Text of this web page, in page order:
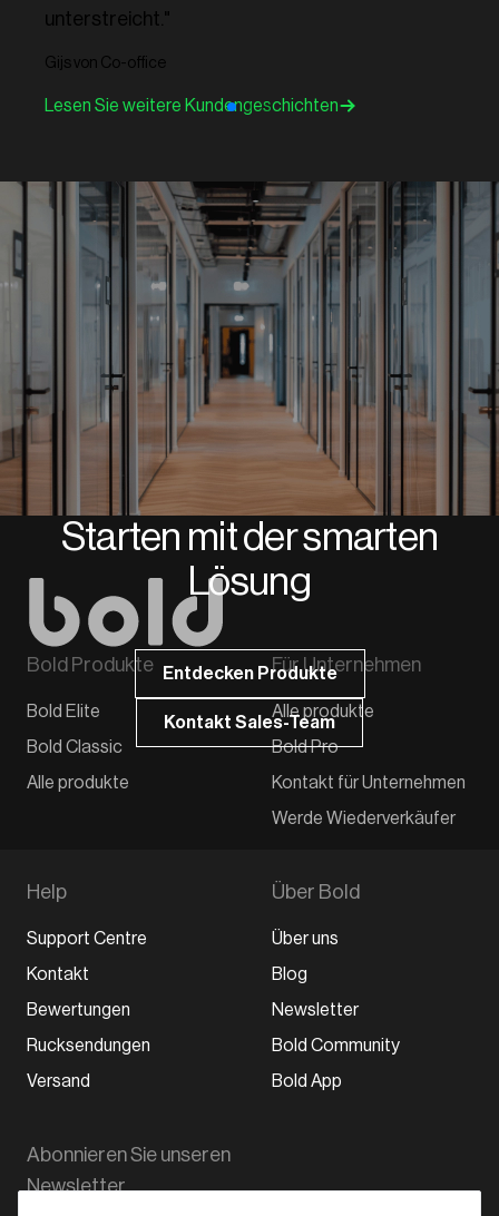
unterstreicht."
Gijs von Co-office
Lesen Sie weitere Kundengeschichten
Starten mit der smarten
Lösung
Entdecken Produkte
Kontakt Sales-Team
Bold Produkte
Bold Elite
Bold Classic
Alle produkte
Für Unternehmen
Alle produkte
Bold Pro
Kontakt für Unternehmen
Werde Wiederverkäufer
Help
Support Centre
Kontakt
Bewertungen
Rucksendungen
Versand
Über Bold
Über uns
Blog
Newsletter
Bold Community
Bold App
Abonnieren Sie unseren
Newsletter.